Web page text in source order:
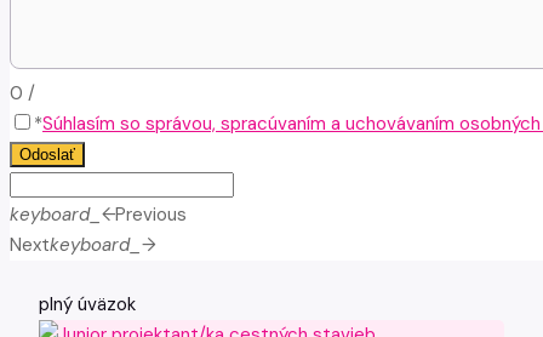
0 /
*Súhlasím so správou, spracúvaním a uchovávaním
Odoslať
keyboard_arrow_leftPrevious
Nextkeyboard_arrow_right
plný úväzok